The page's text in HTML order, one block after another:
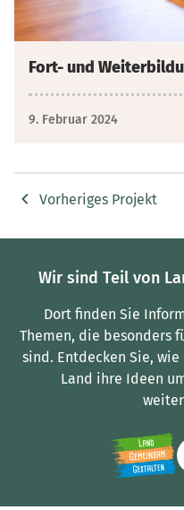
Fort- und
9. Februar 2024
Vorheriges Projekt
Wir sind Teil von
Dort finden Sie
Themen, die besonders
sind. Entdecken Sie,
Land ihre Ideen